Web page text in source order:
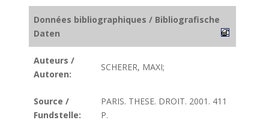
Données bibliographiques / Bibliografische
Daten
Auteurs /
Autoren:
SCHERER, MAXI;
Source /
Fundstelle:
PARIS. THESE. DROIT. 2001. 411
P.